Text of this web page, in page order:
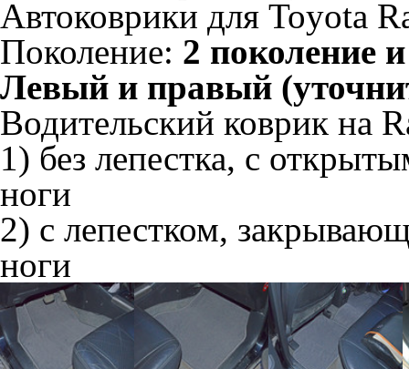
Автоковрики для Toyota
Поколение: 2 поколение
Левый и правый
Водительский коврик на
1) без лепестка, с
ноги
2) с лепестком,
ноги